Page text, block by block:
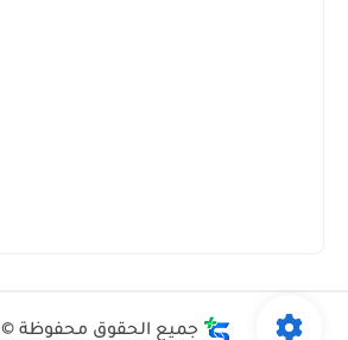
جميع الحقوق محفوظة ©